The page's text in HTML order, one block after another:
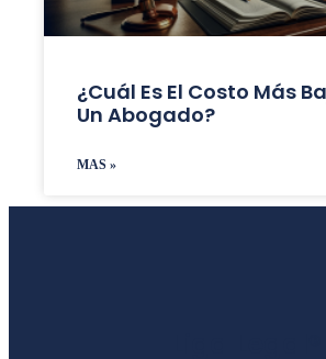
¿Cuál Es El Costo Más
Un Abogado?
MAS »